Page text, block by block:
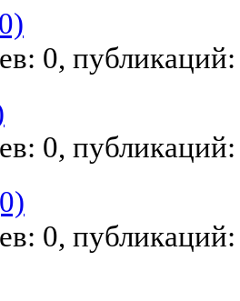
0,
0,
0,